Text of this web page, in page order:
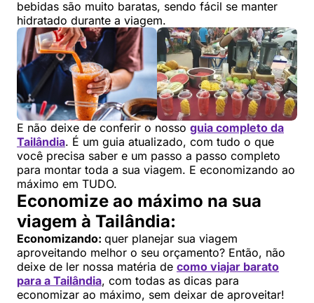
bebidas são muito baratas, sendo fácil se manter
hidratado durante a viagem.
E não deixe de conferir o nosso guia completo da
Tailândia. É um guia atualizado, com tudo o que
você precisa saber e um passo a passo completo
para montar toda a sua viagem. E economizando ao
máximo em TUDO.
Economize ao máximo na sua
viagem à Tailândia:
Economizando: quer planejar sua viagem
aproveitando melhor o seu orçamento? Então, não
deixe de ler nossa matéria de como viajar barato
para a Tailândia, com todas as dicas para
economizar ao máximo, sem deixar de aproveitar!